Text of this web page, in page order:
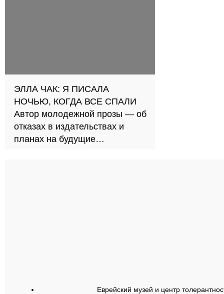
ЭЛЛА ЧАК: Я ПИСАЛА
НОЧЬЮ, КОГДА ВСЕ СПАЛИ
Автор молодежной прозы — об
отказах в издательствах и
планах на будущие
Еврейский музей и центр